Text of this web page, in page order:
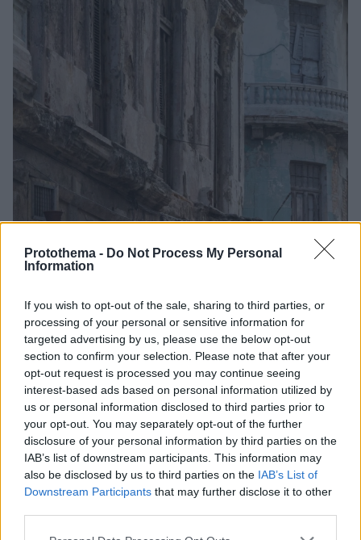
Protothema - Do Not Process My Personal
Information
If you wish to opt-out of the sale, sharing to third parties, or
processing of your personal or sensitive information for
targeted advertising by us, please use the below opt-out
section to confirm your selection. Please note that after your
opt-out request is processed you may continue seeing
interest-based ads based on personal information utilized by
us or personal information disclosed to third parties prior to
your opt-out. You may separately opt-out of the further
disclosure of your personal information by third parties on the
IAB’s list of downstream participants. This information may
also be disclosed by us to third parties on the IAB’s List of
Downstream Participants that may further disclose it to other
Please note that this website/app uses one or more Google
Το πρώτο βήμα για την προστασία της αρχιτεκτονικής
κληρονομιάς της χώρας
Η Εύη Μαμιδάκη, μέλος και νομικός σύμβουλος του
Συλλόγου Ιδιοκτητών Διατηρητέων Κτηρίων και
Μνημείων αναφέρει ότι είναι πια καιρός η προστασία
του ιστορικού κτιριακού αποθέματος της χώρας -που
ανέρχεται σε πάνω από 250.000 - να σταματήσει να
θεωρείται ως μία επιβαρυντική για τον
προϋπολογισμό δαπάνη